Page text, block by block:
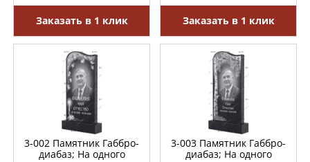
Заказать в 1 клик Заказать в 1 клик
3-002 Памятник Габбро-
диабаз; На одного
3-003 Памятник Габбро-
диабаз; На одного